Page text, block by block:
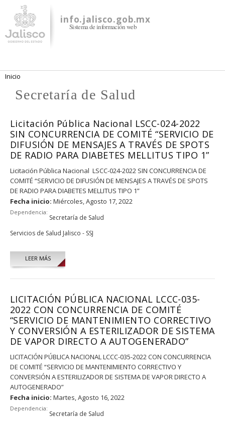
contenido
principal
info.jalisco.gob.mx
Sistema de información web
Se encuentra usted aquí
Inicio
Secretaría de Salud
Licitación Pública Nacional LSCC-024-2022
SIN CONCURRENCIA DE COMITÉ “SERVICIO DE
DIFUSIÓN DE MENSAJES A TRAVÉS DE SPOTS
DE RADIO PARA DIABETES MELLITUS TIPO 1”
Licitación Pública Nacional LSCC-024-2022 SIN CONCURRENCIA DE
COMITÉ “SERVICIO DE DIFUSIÓN DE MENSAJES A TRAVÉS DE SPOTS
DE RADIO PARA DIABETES MELLITUS TIPO 1”
Fecha inicio: Miércoles, Agosto 17, 2022
Dependencia:
Secretaría de Salud
Servicios de Salud Jalisco - SSJ
LEER MÁS
LICITACIÓN PÚBLICA NACIONAL LCCC-035-
2022 CON CONCURRENCIA DE COMITÉ
“SERVICIO DE MANTENIMIENTO CORRECTIVO
Y CONVERSIÓN A ESTERILIZADOR DE SISTEMA
DE VAPOR DIRECTO A AUTOGENERADO”
LICITACIÓN PÚBLICA NACIONAL LCCC-035-2022 CON CONCURRENCIA
DE COMITÉ “SERVICIO DE MANTENIMIENTO CORRECTIVO Y
CONVERSIÓN A ESTERILIZADOR DE SISTEMA DE VAPOR DIRECTO A
AUTOGENERADO”
Fecha inicio: Martes, Agosto 16, 2022
Dependencia:
Secretaría de Salud